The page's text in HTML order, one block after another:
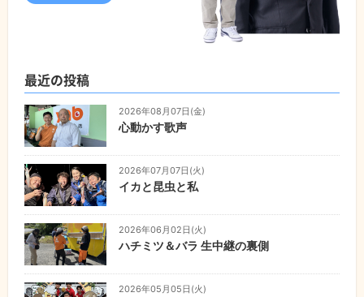
最近の投稿
2026年08月07日(金)
心動かす歌声
2026年07月07日(火)
イカと昆虫と私
2026年06月02日(火)
ハチミツ＆バラ 生中継の裏側
2026年05月05日(火)